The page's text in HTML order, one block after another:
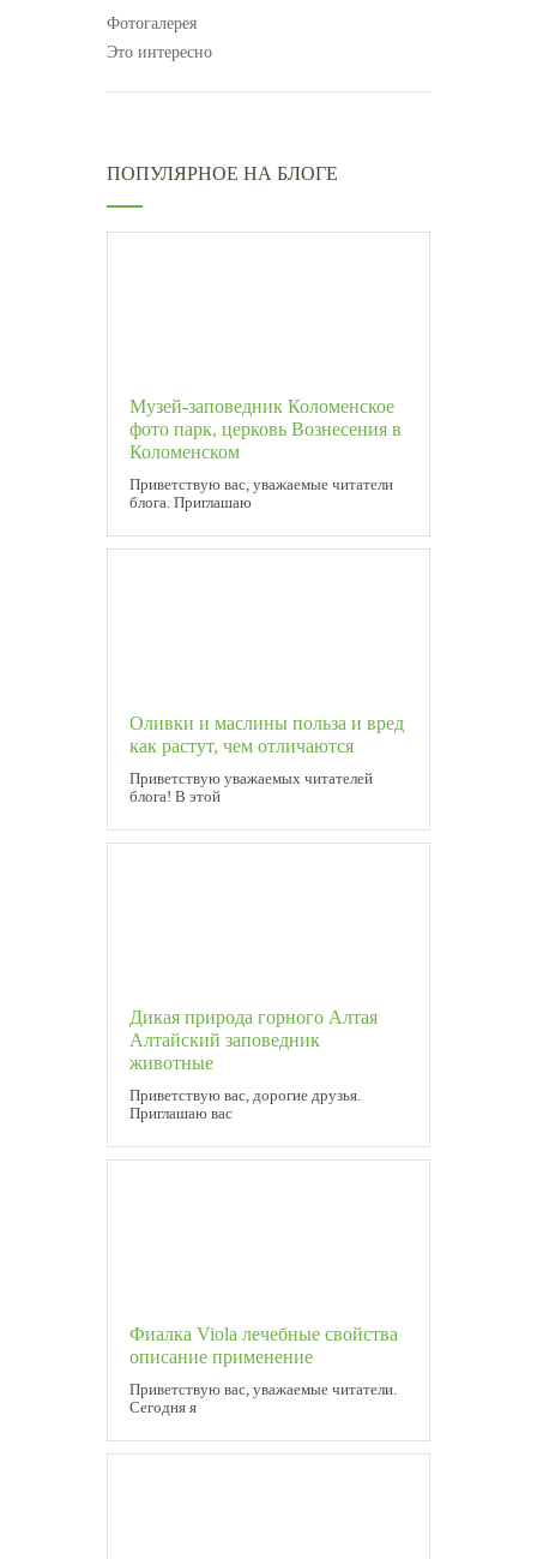
Фотогалерея
Это интересно
ПОПУЛЯРНОЕ НА БЛОГЕ
Музей-заповедник Коломенское
фото парк, церковь Вознесения в
Коломенском
Приветствую вас, уважаемые читатели
блога. Приглашаю
Оливки и маслины польза и вред
как растут, чем отличаются
Приветствую уважаемых читателей
блога! В этой
Дикая природа горного Алтая
Алтайский заповедник
животные
Приветствую вас, дорогие друзья.
Приглашаю вас
Фиалка Viola лечебные свойства
описание применение
Приветствую вас, уважаемые читатели.
Сегодня я